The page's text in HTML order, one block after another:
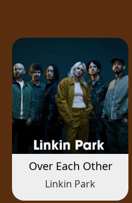
Over Each Other
Linkin Park